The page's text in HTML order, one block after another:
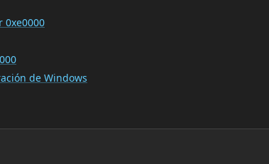
0xe0000
de Windows